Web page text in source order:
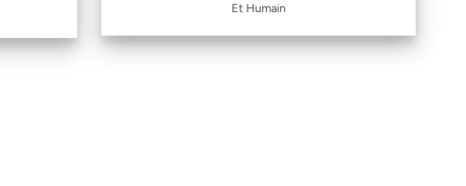
Et Humain